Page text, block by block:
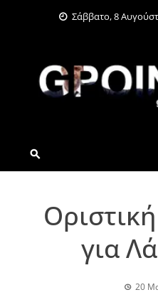
Σάββατο, 8
G-
για
20